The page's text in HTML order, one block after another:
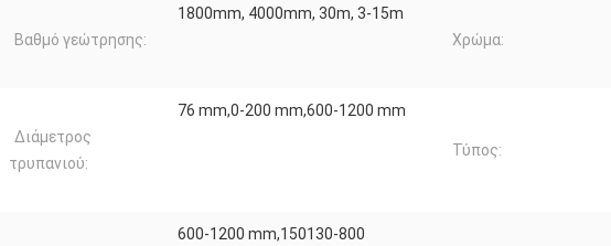
Βαθμό γεώτρησης:
1800mm, 4000mm, 30m, 3-15m
Χρώμα:
Διάμετρος
τρυπανιού:
76 mm,0-200 mm,600-1200 mm
Τύπος:
600-1200 mm,150130-800